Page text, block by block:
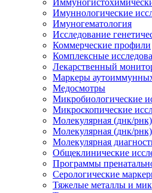
Имуннологические
Имуногематология
Исследование
Коммерческие профили
Комплексные
Лекарственный
Маркеры
Медосмотры
Микробиологические
Микроскопические
Молекулярная (днк/
Молекулярная (днк/
Молекулярная
Общеклинические
Программы
Серологические
Тяжелые металлы и